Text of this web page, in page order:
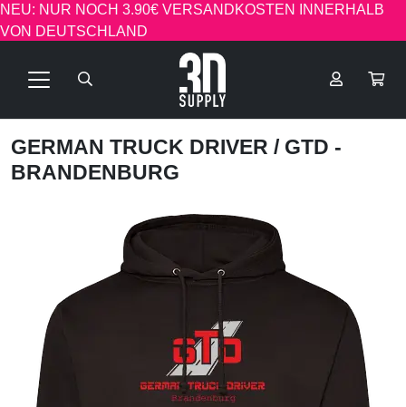
NEU: NUR NOCH 3.90€ VERSANDKOSTEN INNERHALB
VON DEUTSCHLAND
GERMAN TRUCK DRIVER / GTD -
BRANDENBURG